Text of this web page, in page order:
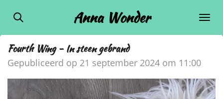
Ga
direct
de
hoofdinhoud
Anna Wonder
Fourth Wing - In steen gebrand
Gepubliceerd op 21 september 2024 om 11:00